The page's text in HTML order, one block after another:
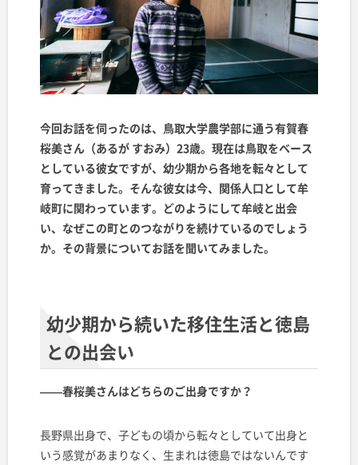
今回お話を伺ったのは、鳥取大学農学部に通う有賀春
桜美さん（あるが すおみ）23歳。現在は鳥取をベース
としている彼女ですが、幼少期から各地を転々として
育ってきました。そんな彼女は今、関係人口として牟
岐町に関わっています。どのようにして牟岐と出会
い、なぜこの町とのつながりを続けているのでしょう
か。その背景についてお話を聞いてみました。
幼少期から続いた移住生活と徳島
との出会い
——春桜美さんはどちらのご出身ですか？
長野県出身で、子どもの頃から転々としていて出身と
いう感覚があまりなく、生まれは徳島ではないんです